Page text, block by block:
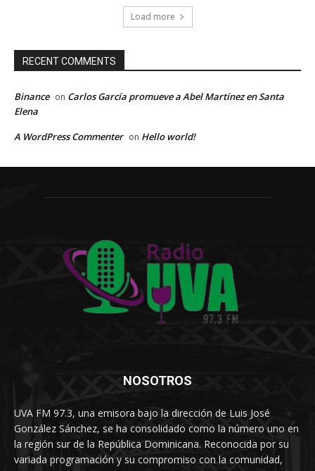
Load more
RECENT COMMENTS
Binance on Carlos García promueve a Abel Martínez en Santa
Elena
A WordPress Commenter on Hello world!
NOSOTROS
UVA FM 97.3, una emisora bajo la dirección de Luis José
González Sánchez, se ha consolidado como la número uno en
la región sur de la República Dominicana. Reconocida por su
variada programación y su compromiso con la comunidad,